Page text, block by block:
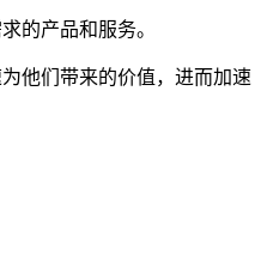
的产品和服务。
他们带来的价值，进而加速